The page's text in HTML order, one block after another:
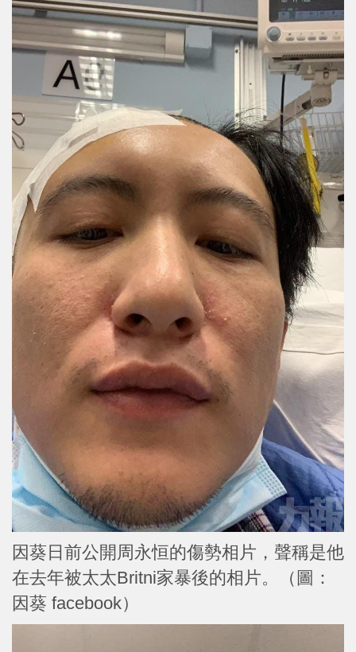
因葵日前公開周永恒的傷勢相片，聲稱是他
在去年被太太Britni家暴後的相片。（圖：
因葵 facebook）